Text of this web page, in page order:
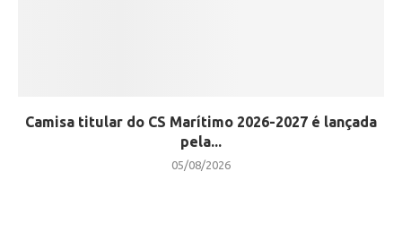
Camisa titular do CS Marítimo 2026-2027 é lançada
pela...
05/08/2026